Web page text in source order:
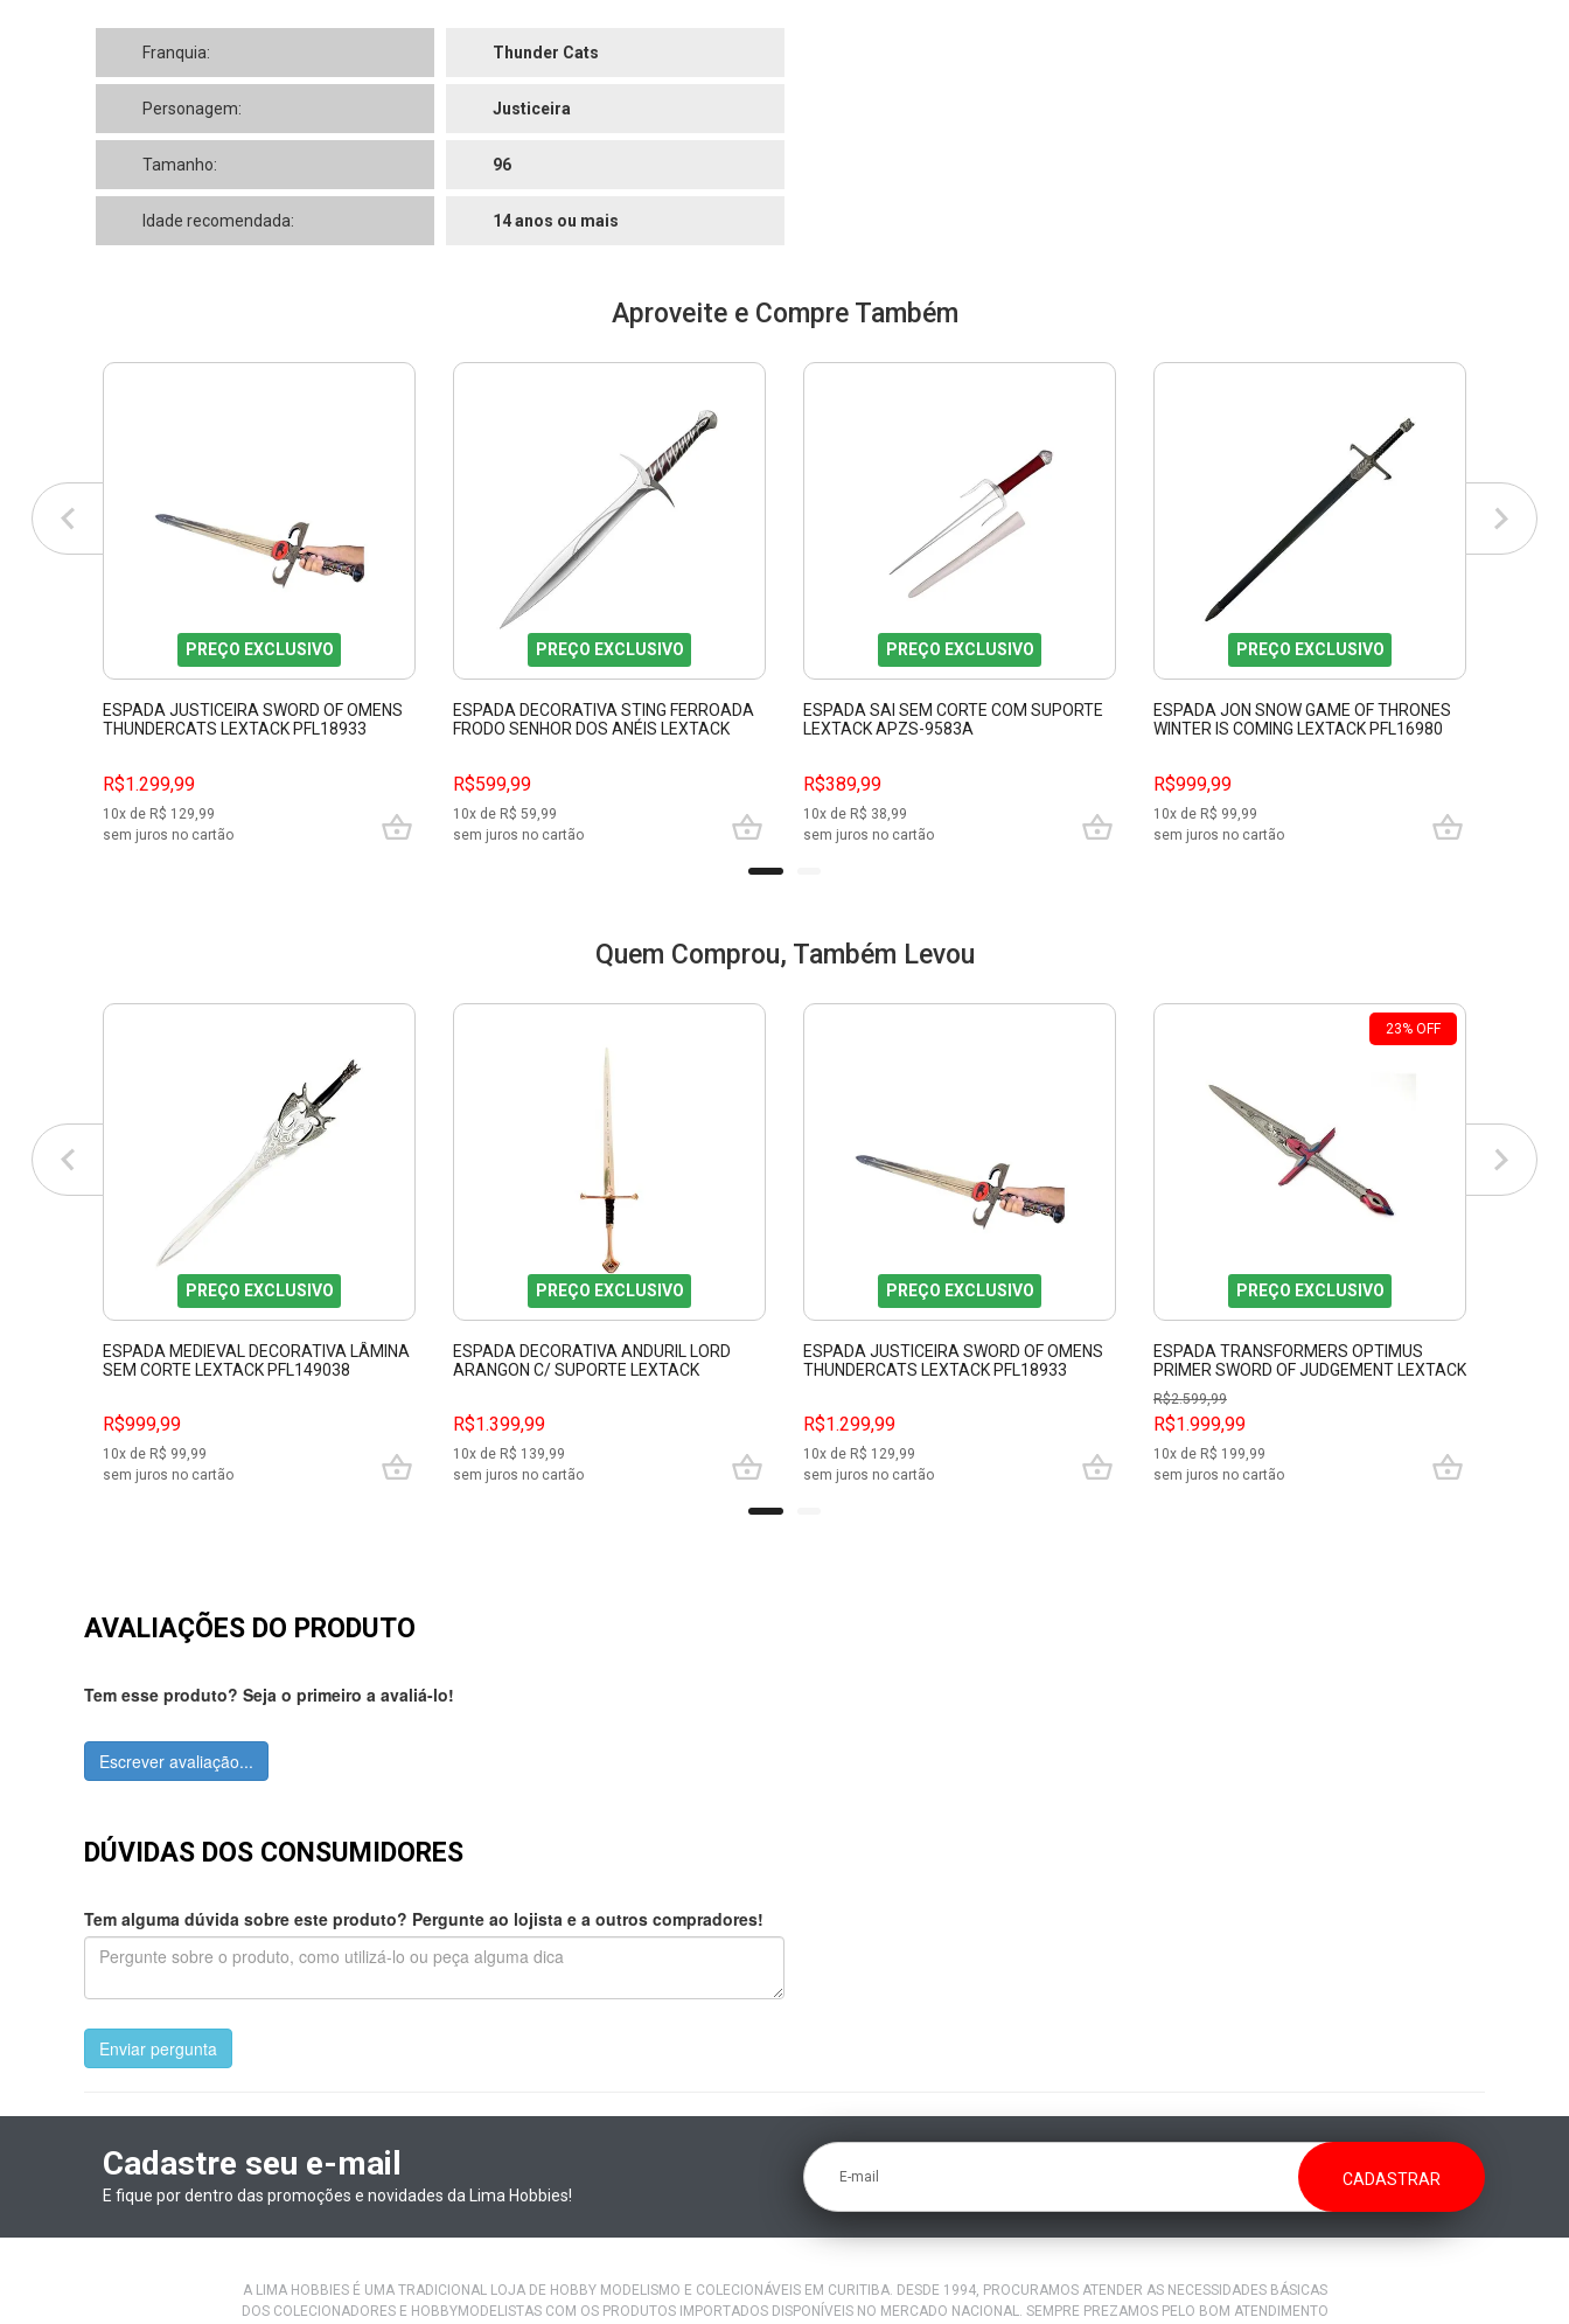
Franquia: Thunder Cats
Personagem: Justiceira
Tamanho: 96
Idade recomendada: 14 anos ou mais
Aproveite e Compre Também
PREÇO EXCLUSIVO
ESPADA JUSTICEIRA SWORD OF OMENS
THUNDERCATS LEXTACK PFL18933
R$1.299,99
10x de R$ 129,99
sem juros no cartão
PREÇO EXCLUSIVO
ESPADA DECORATIVA STING FERROADA
FRODO SENHOR DOS ANÉIS LEXTACK
R$599,99
10x de R$ 59,99
sem juros no cartão
PREÇO EXCLUSIVO
ESPADA SAI SEM CORTE COM SUPORTE
LEXTACK APZS-9583A
R$389,99
10x de R$ 38,99
sem juros no cartão
PREÇO EXCLUSIVO
ESPADA JON SNOW GAME OF THRONES
WINTER IS COMING LEXTACK PFL16980
R$999,99
10x de R$ 99,99
sem juros no cartão
Quem Comprou, Também Levou
PREÇO EXCLUSIVO
ESPADA MEDIEVAL DECORATIVA LÂMINA
SEM CORTE LEXTACK PFL149038
R$999,99
10x de R$ 99,99
sem juros no cartão
PREÇO EXCLUSIVO
ESPADA DECORATIVA ANDURIL LORD
ARANGON C/ SUPORTE LEXTACK
R$1.399,99
10x de R$ 139,99
sem juros no cartão
PREÇO EXCLUSIVO
ESPADA JUSTICEIRA SWORD OF OMENS
THUNDERCATS LEXTACK PFL18933
R$1.299,99
10x de R$ 129,99
sem juros no cartão
23% OFF
PREÇO EXCLUSIVO
ESPADA TRANSFORMERS OPTIMUS
PRIMER SWORD OF JUDGEMENT LEXTACK
PFL17942
R$2.599,99
R$1.999,99
10x de R$ 199,99
sem juros no cartão
AVALIAÇÕES DO PRODUTO
Tem esse produto? Seja o primeiro a avaliá-lo!
Escrever avaliação...
DÚVIDAS DOS CONSUMIDORES
Tem alguma dúvida sobre este produto? Pergunte ao lojista e a outros compradores!
Enviar pergunta
Cadastre seu e-mail
E fique por dentro das promoções e novidades da Lima Hobbies!
E-mail
A LIMA HOBBIES É UMA TRADICIONAL LOJA DE HOBBY MODELISMO E COLECIONÁVEIS EM CURITIBA. DESDE 1994, PROCURAMOS ATENDER AS NECESSIDADES BÁSICAS
DOS COLECIONADORES E HOBBYMODELISTAS COM OS PRODUTOS IMPORTADOS DISPONÍVEIS NO MERCADO NACIONAL. SEMPRE PREZAMOS PELO BOM ATENDIMENTO